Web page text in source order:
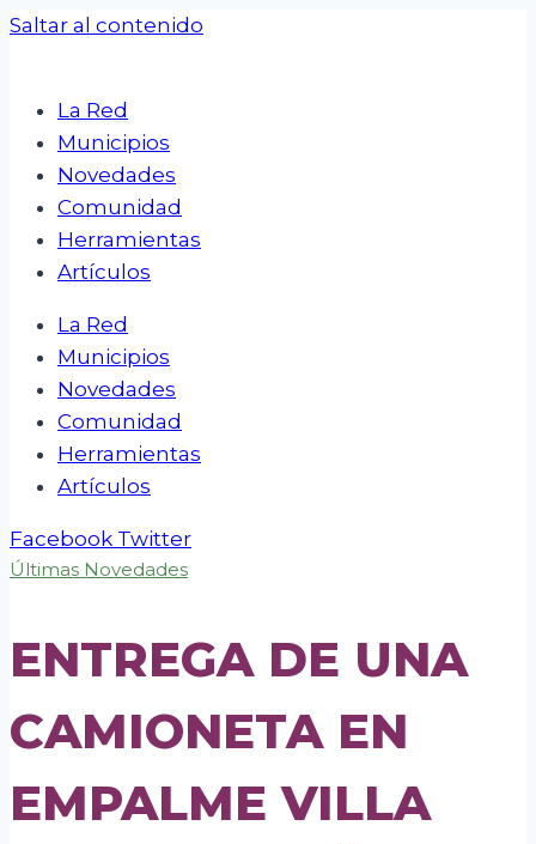
Saltar al contenido
La Red
Municipios
Novedades
Comunidad
Herramientas
Artículos
La Red
Municipios
Novedades
Comunidad
Herramientas
Artículos
Facebook Twitter
Últimas Novedades
ENTREGA DE UNA
CAMIONETA EN
EMPALME VILLA